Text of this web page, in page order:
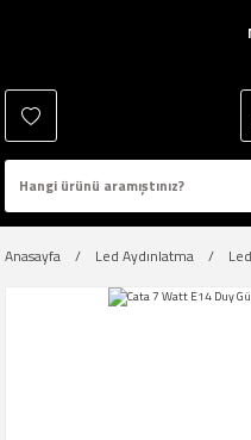
Anasayfa Led Aydınlatma